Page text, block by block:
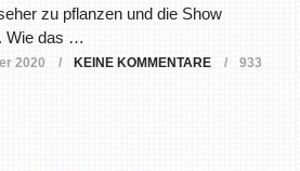
zu pflanzen und die Show
Wie das …
2020 KEINE KOMMENTARE
933